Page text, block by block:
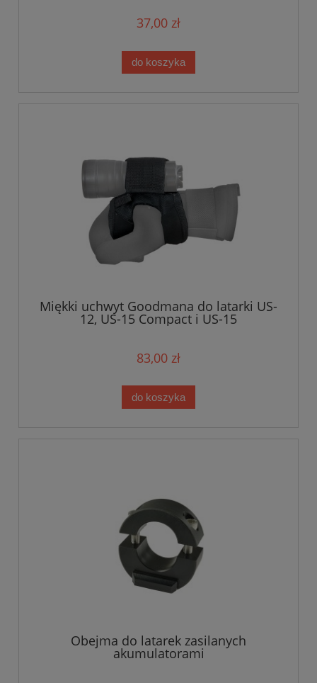
37,00 zł
do koszyka
Miękki uchwyt Goodmana do latarki US-
12, US-15 Compact i US-15
83,00 zł
do koszyka
Obejma do latarek zasilanych
akumulatorami